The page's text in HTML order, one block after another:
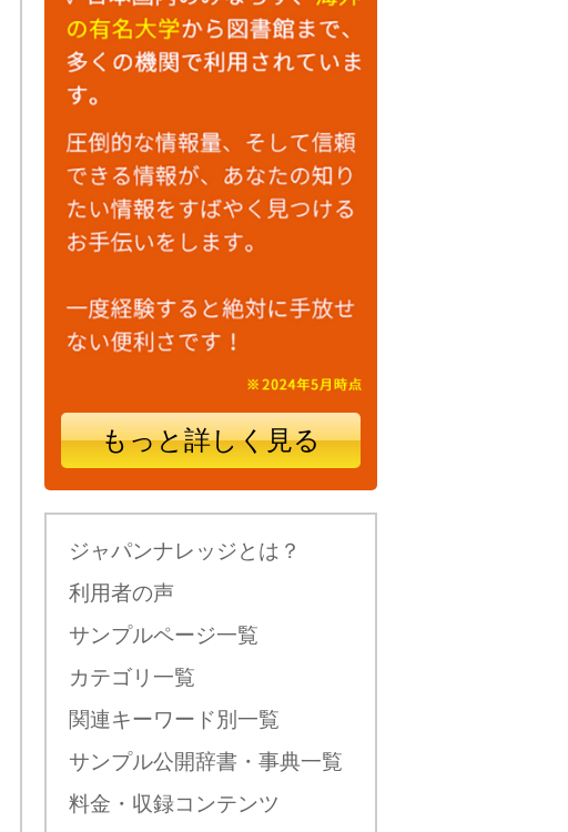
もっと詳しく見る
ジャパンナレッジとは？
利用者の声
サンプルページ一覧
カテゴリ一覧
関連キーワード別一覧
サンプル公開辞書・事典一覧
料金・収録コンテンツ